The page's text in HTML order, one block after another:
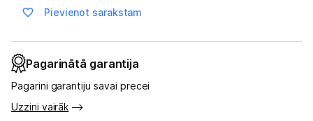
Virtuves svari
Ūdens gāzēšanas aparāti
Pievienot sarakstam
Pagarinātā garantija
Pagarini garantiju savai precei
Uzzini vairāk